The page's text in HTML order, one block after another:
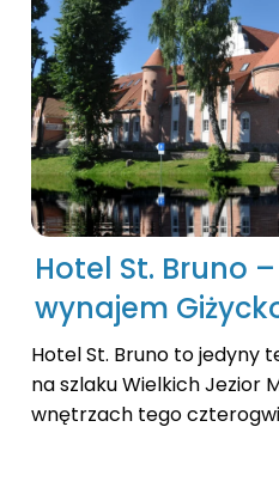
Hotel St. Bruno
wynajem
Hotel St. Bruno to jedyny
na szlaku Wielkich Jezior
wnętrzach tego